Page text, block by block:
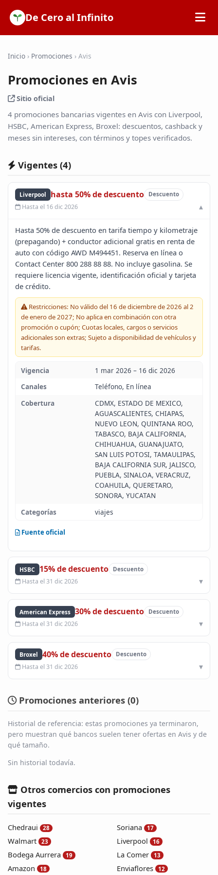
De Cero al Infinito
SOFIPOs
Calculadoras
Tarjetas de Crédito
Promociones
Blog
Infinito
Inicio › Promociones › Avis
Promociones en Avis
Sitio oficial
4 promociones bancarias vigentes en Avis con Liverpool,
HSBC, American Express, Broxel: descuentos, cashback y
meses sin intereses, con términos y topes verificados.
Vigentes (4)
Liverpool hasta 50% de descuento Descuento
Hasta el 16 dic 2026
Hasta 50% de descuento en tarifa tiempo y kilometraje
(prepagando) + conductor adicional gratis en renta de
auto con código AWD M494451. Reserva en línea o
Contact Center 800 288 88 88. No incluye gasolina. Se
requiere licencia vigente, identificación oficial y tarjeta
de crédito.
Restricciones: No válido del 16 de diciembre de 2026 al 2
de enero de 2027; No aplica en combinación con otra
promoción o cupón; Cuotas locales, cargos o servicios
adicionales son extras; Sujeto a disponibilidad de vehículos y
tarifas.
Vigencia
1 mar 2026 – 16 dic 2026
Canales
Teléfono, En línea
Cobertura
CDMX, ESTADO DE MEXICO,
AGUASCALIENTES, CHIAPAS,
NUEVO LEON, QUINTANA ROO,
TABASCO, BAJA CALIFORNIA,
CHIHUAHUA, GUANAJUATO,
SAN LUIS POTOSI, TAMAULIPAS,
BAJA CALIFORNIA SUR, JALISCO,
PUEBLA, SINALOA, VERACRUZ,
COAHUILA, QUERETARO,
SONORA, YUCATAN
Categorías
viajes
Fuente oficial
HSBC 15% de descuento Descuento
Hasta el 31 dic 2026
American Express 30% de descuento Descuento
Hasta el 31 dic 2026
Broxel 40% de descuento Descuento
Hasta el 31 dic 2026
Promociones anteriores (0)
Historial de referencia: estas promociones ya terminaron,
pero muestran qué bancos suelen tener ofertas en Avis y de
qué tamaño.
Sin historial todavía.
Otros comercios con promociones
vigentes
Chedraui 28
Walmart 23
Bodega Aurrera 19
Amazon 18
Soriana 17
Liverpool 16
La Comer 13
Enviaflores 12